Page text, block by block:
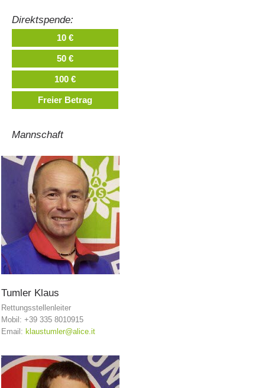
Bergrettungsstellen
Vorstand
Direktspende:
10 €
50 €
100 €
Freier Betrag
Mannschaft
Tumler Klaus
Rettungsstellenleiter
Mobil: +39 335 8010915
Email: klaustumler@alice.it